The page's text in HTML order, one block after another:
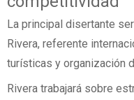
La principal disertante
Rivera, referente
turísticas y organización
Rivera trabajará sobre